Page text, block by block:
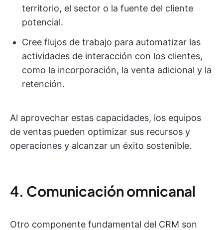
territorio, el sector o la fuente del cliente
potencial.
Cree flujos de trabajo para automatizar las
actividades de interacción con los clientes,
como la incorporación, la venta adicional y la
retención.
Al aprovechar estas capacidades, los equipos
de ventas pueden optimizar sus recursos y
operaciones y alcanzar un éxito sostenible.
4. Comunicación omnicanal
Otro componente fundamental del CRM son